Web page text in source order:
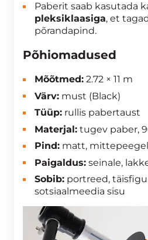
Paberit saab kasutada
pleksiklaasiga, et
põrandapind.
Põhiomadused
Mõõtmed: 2.72 × 11 m
Värv: must (Black)
Tüüp: rullis pabertaust
Materjal: tugev paber,
Pind: matt,
Paigaldus: seinale,
Sobib: portreed,
sotsiaalmeedia sisu